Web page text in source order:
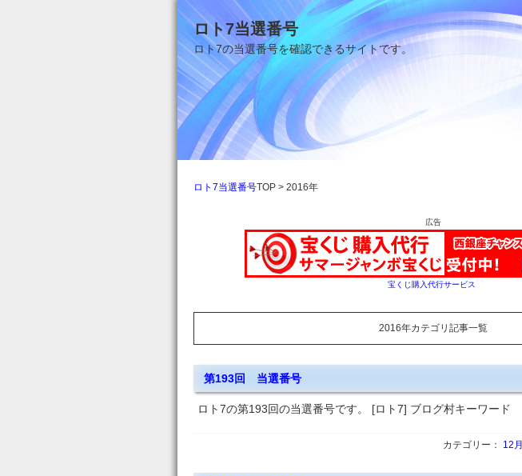
ロト7当選番号
ロト7の当選番号を確認できるサイトです。
ロト7当選番号TOP > 2016年
広告
宝くじ購入代行サービス
2016年カテゴリ記事一覧
第193回 当選番号
ロト7の第193回の当選番号です。 [ロト7] ブログ村キーワード
カテゴリー： 12月